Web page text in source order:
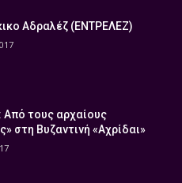
Αδραλέζ (ΕΝΤΡΕΛΕΖ)
Από τους αρχαίους
στη Βυζαντινή «Αχρίδαι»